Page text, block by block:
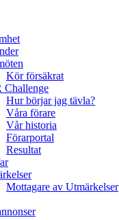
Kör försäkrat
Challenge
Hur börjar jag tävla?
Våra förare
Vår historia
Förarportal
Resultat
Mottagare av Utmärkelser